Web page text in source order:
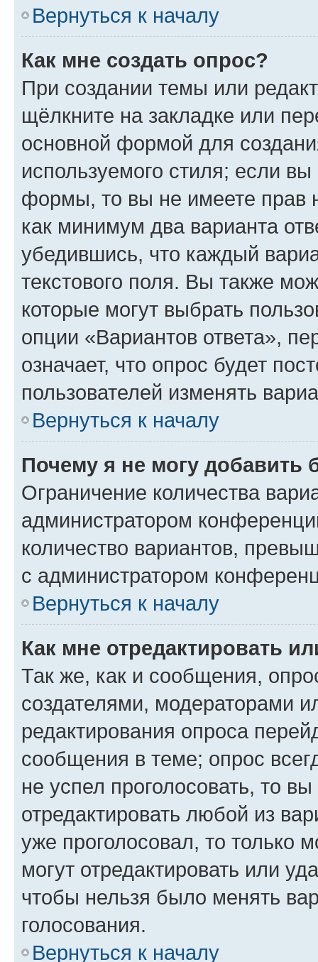
Вернуться к началу
Как мне создать опрос?
При создании темы или
щёлкните на закладке или
основной формой для
используемого стиля; если
формы, то вы не имеете прав
как минимум два варианта
убедившись, что каждый
текстового поля. Вы также
которые могут выбрать
опции «Вариантов ответа»,
означает, что опрос будет
пользователей изменять
Вернуться к началу
Почему я не могу добавить
Ограничение количества
администратором
количество вариантов,
с администратором
Вернуться к началу
Как мне отредактировать
Так же, как и сообщения,
создателями, модераторами
редактирования опроса
сообщения в теме; опрос
не успел проголосовать, то
отредактировать любой из
уже проголосовал, то только
могут отредактировать или
чтобы нельзя было менять
голосования.
Вернуться к началу